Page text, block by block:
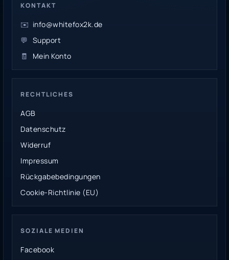
KONTAKT
✉️ info@whitefox2k.de
💬 Support
🧾
Mein Konto
RECHTLICHES
AGB
Datenschutz
Widerruf
Impressum
Rückgabebedingungen
Cookie-Richtlinie (EU)
SOZIALE MEDIEN
Facebook